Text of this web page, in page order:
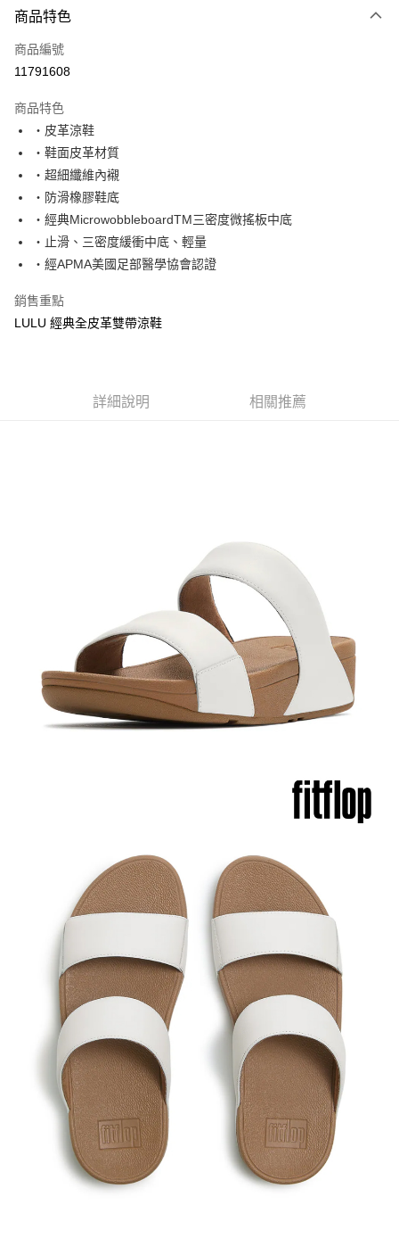
信用卡一次付款
超商取貨付款
運送方式
全家取貨付款
每筆NT$60，滿NT$1,000(含以上)免運費
7-11取貨付款
每筆NT$60，滿NT$1,000(含以上)免運費
宅配
每筆NT$80，滿NT$1,000(含以上)免運費
商品特色
商品編號
11791608
商品特色
‧皮革涼鞋
‧鞋面皮革材質
‧超細纖維內襯
‧防滑橡膠鞋底
‧經典MicrowobbleboardTM三密度微搖板中底
‧止滑、三密度緩衝中底、輕量
‧經APMA美國足部醫學協會認證
銷售重點
LULU 經典全皮革雙帶涼鞋
詳細說明 相關推薦